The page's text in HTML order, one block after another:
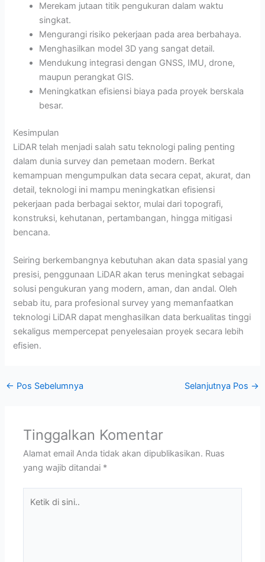
Merekam jutaan titik pengukuran dalam waktu
singkat.
Mengurangi risiko pekerjaan pada area berbahaya.
Menghasilkan model 3D yang sangat detail.
Mendukung integrasi dengan GNSS, IMU, drone,
maupun perangkat GIS.
Meningkatkan efisiensi biaya pada proyek berskala
besar.
Kesimpulan
LiDAR telah menjadi salah satu teknologi paling penting
dalam dunia survey dan pemetaan modern. Berkat
kemampuan mengumpulkan data secara cepat, akurat, dan
detail, teknologi ini mampu meningkatkan efisiensi
pekerjaan pada berbagai sektor, mulai dari topografi,
konstruksi, kehutanan, pertambangan, hingga mitigasi
bencana.
Seiring berkembangnya kebutuhan akan data spasial yang
presisi, penggunaan LiDAR akan terus meningkat sebagai
solusi pengukuran yang modern, aman, dan andal. Oleh
sebab itu, para profesional survey yang memanfaatkan
teknologi LiDAR dapat menghasilkan data berkualitas tinggi
sekaligus mempercepat penyelesaian proyek secara lebih
efisien.
← Pos Sebelumnya Selanjutnya Pos →
Tinggalkan Komentar
Alamat email Anda tidak akan dipublikasikan. Ruas
yang wajib ditandai *